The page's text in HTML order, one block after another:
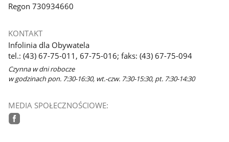
Regon 730934660
KONTAKT
Infolinia dla Obywatela
tel.: (43) 67-75-011, 67-75-016; faks: (43) 67-75-094
Czynna w dni robocze
w godzinach pon. 7:30-16:30, wt.-czw. 7:30-15:30, pt. 7:30-14:30
MEDIA SPOŁECZNOŚCIOWE: